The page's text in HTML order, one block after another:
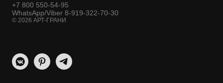
+7 800 550-54-95
WhatsApp/Viber 8-919-322-70-30
© 2026 АРТ-ГРАНИ